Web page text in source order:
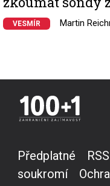
VESMÍR Martin
Předplatné RSS
soukromí